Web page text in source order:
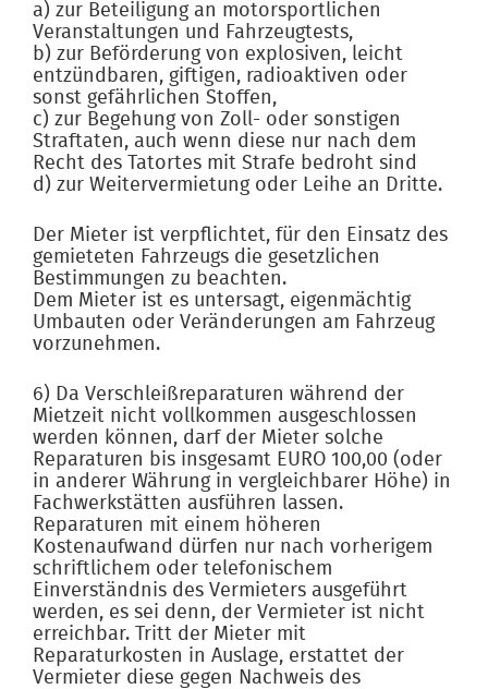
a) zur Beteiligung an motorsportlichen
Veranstaltungen und Fahrzeugtests,
b) zur Beförderung von explosiven, leicht
entzündbaren, giftigen, radioaktiven oder
sonst gefährlichen Stoffen,
c) zur Begehung von Zoll- oder sonstigen
Straftaten, auch wenn diese nur nach dem
Recht des Tatortes mit Strafe bedroht sind
d) zur Weitervermietung oder Leihe an Dritte.
Der Mieter ist verpflichtet, für den Einsatz des
gemieteten Fahrzeugs die gesetzlichen
Bestimmungen zu beachten.
Dem Mieter ist es untersagt, eigenmächtig
Umbauten oder Veränderungen am Fahrzeug
vorzunehmen.
6) Da Verschleißreparaturen während der
Mietzeit nicht vollkommen ausgeschlossen
werden können, darf der Mieter solche
Reparaturen bis insgesamt EURO 100,00 (oder
in anderer Währung in vergleichbarer Höhe) in
Fachwerkstätten ausführen lassen.
Reparaturen mit einem höheren
Kostenaufwand dürfen nur nach vorherigem
schriftlichem oder telefonischem
Einverständnis des Vermieters ausgeführt
werden, es sei denn, der Vermieter ist nicht
erreichbar. Tritt der Mieter mit
Reparaturkosten in Auslage, erstattet der
Vermieter diese gegen Nachweis des